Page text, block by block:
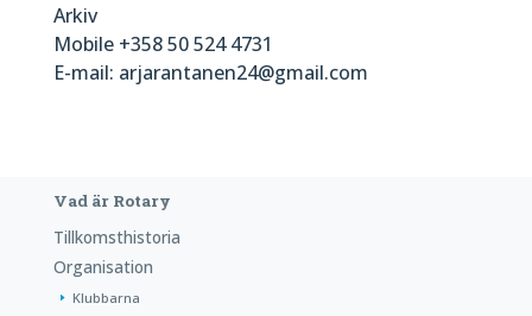
Arkiv
Mobile +358 50 524 4731
E-mail: arjarantanen24@gmail.com
Vad är Rotary
Tillkomsthistoria
Organisation
Klubbarna